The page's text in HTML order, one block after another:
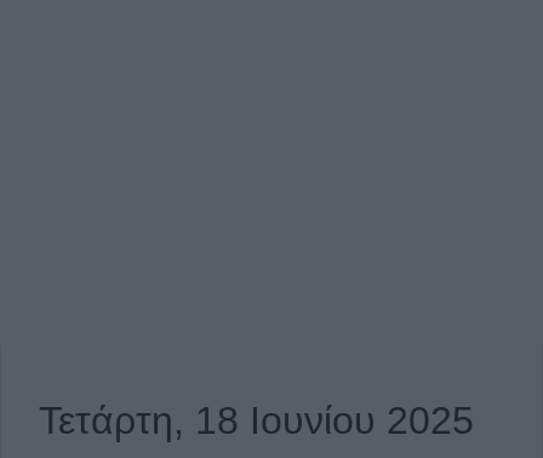
Τετάρτη, 18 Ιουνίου 2025